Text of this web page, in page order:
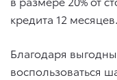
кредита 12 месяцев.
Благодаря
воспользоваться